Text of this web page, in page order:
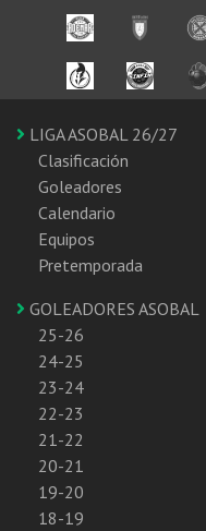
LIGA ASOBAL 26/27
Clasificación
Goleadores
Calendario
Equipos
Pretemporada
GOLEADORES ASOBAL
25-26
24-25
23-24
22-23
21-22
20-21
19-20
18-19